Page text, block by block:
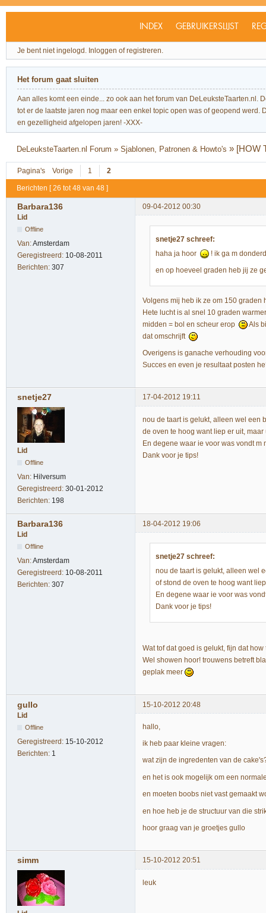
INDEX GEBRUIKERSLIJST
Je bent niet ingelogd. Inloggen of registreren.
Het forum gaat sluiten
Aan alles komt een einde... zo ook aan het forum van
tot er de laatste jaren nog maar een enkel topic open was of geopend
en gezelligheid afgelopen jaren! -XXX-
DeLeuksteTaarten.nl Forum »Sjablonen, Patronen & Howto's » [HOW
Pagina's Vorige 1 2
Berichten [ 26 tot 48 van 48 ]
Barbara136
09-04-2012 00:30
Lid
Offline
Van:Amsterdam
Geregistreerd: 10-08-2011
Berichten: 307
snetje27 schreef:
haha ja hoor
! ik ga m
en op hoeveel graden heb jij ze
Volgens mij heb ik ze om 150
Hete lucht is al snel 10 graden
midden = bol en scheur erop
Als
dat omschrijft
Overigens is ganache verhouding
Succes en even je resultaat posten
snetje27 17-04-2012 19:11
Lid
Offline
Van: Hilversum
Geregistreerd: 30-01-2012
Berichten: 198
nou de taart is gelukt, alleen wel een
de oven te hoog want liep er uit,
En degene waar ie voor was vondt m
Dank voor je tips!
Barbara136
18-04-2012 19:06
Lid
Offline
Van:Amsterdam
Geregistreerd: 10-08-2011
Berichten: 307
snetje27 schreef:
nou de taart is gelukt, alleen wel
of stond de oven te hoog want
En degene waar ie voor was
Dank voor je tips!
Wat tof dat goed is gelukt, fijn dat
Wel showen hoor! trouwens betreft
geplak meer
gullo
15-10-2012 20:48
Lid
Offline
Geregistreerd: 15-10-2012
Berichten: 1
hallo,
ik heb paar kleine vragen:
wat zijn de ingredenten van de
en het is ook mogelijk om een
en moeten boobs niet vast gemaakt
en hoe heb je de structuur van die
hoor graag van je groetjes gullo
simm 15-10-2012 20:51
leuk